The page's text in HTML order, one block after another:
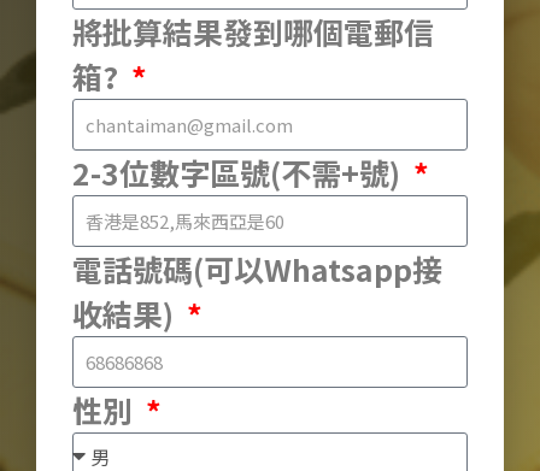
將批算結果發到哪個電郵信
箱?
2-3位數字區號(不需+號)
電話號碼(可以Whatsapp接
收結果)
性別